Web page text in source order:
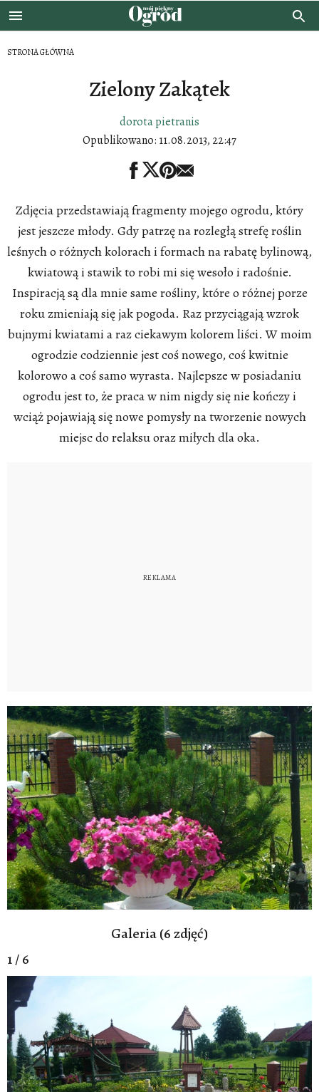
STRONA GŁÓWNA
Zielony Zakątek
dorota pietranis
Opublikowano: 11.08.2013, 22:47
Zdjęcia przedstawiają fragmenty mojego ogrodu, który
jest jeszcze młody. Gdy patrzę na rozległą strefę roślin
leśnych o różnych kolorach i formach na rabatę bylinową,
kwiatową i stawik to robi mi się wesoło i radośnie.
Inspiracją są dla mnie same rośliny, które o różnej porze
roku zmieniają się jak pogoda. Raz przyciągają wzrok
bujnymi kwiatami a raz ciekawym kolorem liści. W moim
ogrodzie codziennie jest coś nowego, coś kwitnie
kolorowo a coś samo wyrasta. Najlepsze w posiadaniu
ogrodu jest to, że praca w nim nigdy się nie kończy i
wciąż pojawiają się nowe pomysły na tworzenie nowych
miejsc do relaksu oraz miłych dla oka.
Galeria (6 zdjęć)
1 / 6